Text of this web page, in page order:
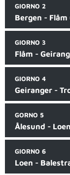
GIORNO 2
Bergen - Flåm
GIORNO 3
Flåm -
GIORNO 4
Geiranger -
GORNO 5
Ålesund -
GIORNO 6
Loen -